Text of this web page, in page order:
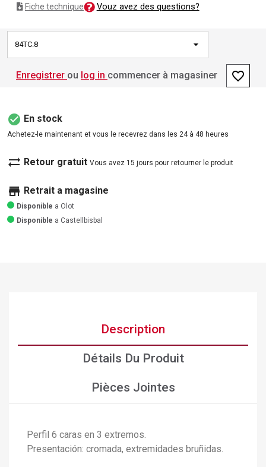
Fiche technique Vouz avez des questions?
84TC.8
Enregistrer ou log in commencer à magasiner favorite_border
check_circle En stock
Achetez-le maintenant et vous le recevrez dans les 24 à 48 heures
sync_alt Retour gratuit Vous avez 15 jours pour retourner le produit
store Retrait a magasine
Disponible a Olot
Disponible a Castellbisbal
Description
Détails Du Produit
Pièces Jointes
Perfil 6 caras en 3 extremos.
Presentación: cromada, extremidades bruñidas.